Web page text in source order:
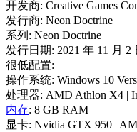
开发商: Creative Games
发行商: Neon Doctrine
系列: Neon Doctrine
发行日期: 2021 年 11 月 2
很低配置:
操作系统: Windows 10
处理器: AMD Athlon X4 |
内存: 8 GB RAM
显卡: Nvidia GTX 950 |